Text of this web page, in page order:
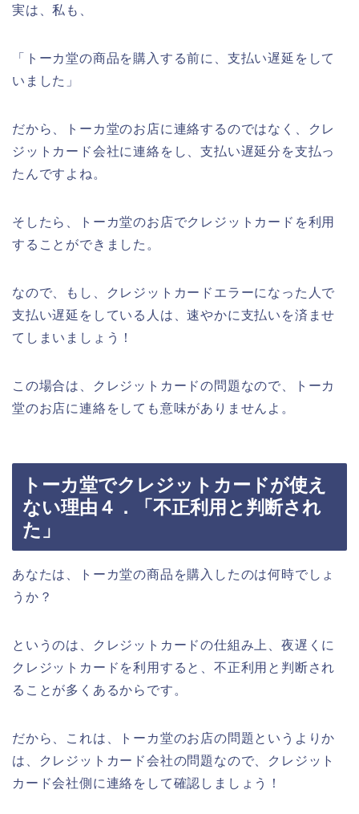
実は、私も、
「トーカ堂の商品を購入する前に、支払い遅延をして
いました」
だから、トーカ堂のお店に連絡するのではなく、クレ
ジットカード会社に連絡をし、支払い遅延分を支払っ
たんですよね。
そしたら、トーカ堂のお店でクレジットカードを利用
することができました。
なので、もし、クレジットカードエラーになった人で
支払い遅延をしている人は、速やかに支払いを済ませ
てしまいましょう！
この場合は、クレジットカードの問題なので、トーカ
堂のお店に連絡をしても意味がありませんよ。
トーカ堂でクレジットカードが使え
ない理由４．「不正利用と判断され
た」
あなたは、トーカ堂の商品を購入したのは何時でしょ
うか？
というのは、クレジットカードの仕組み上、夜遅くに
クレジットカードを利用すると、不正利用と判断され
ることが多くあるからです。
だから、これは、トーカ堂のお店の問題というよりか
は、クレジットカード会社の問題なので、クレジット
カード会社側に連絡をして確認しましょう！